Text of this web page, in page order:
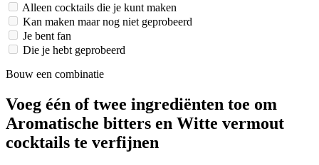
Alleen cocktails die je kunt maken
Kan maken maar nog niet geprobeerd
Je bent fan
Die je hebt geprobeerd
Bouw een combinatie
Voeg één of twee ingrediënten toe om
Aromatische bitters en Witte vermout
cocktails te verfijnen